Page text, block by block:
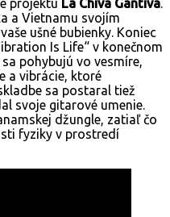
projektu La Chiva Gantiva.
a Vietnamu svojím
ušné bubienky. Koniec
Is Life“ v konečnom
pohybujú vo vesmíre,
a vibrácie, ktoré
sa postaral tiež
svoje gitarové umenie.
džungle, zatiaľ čo
fyziky v prostredí